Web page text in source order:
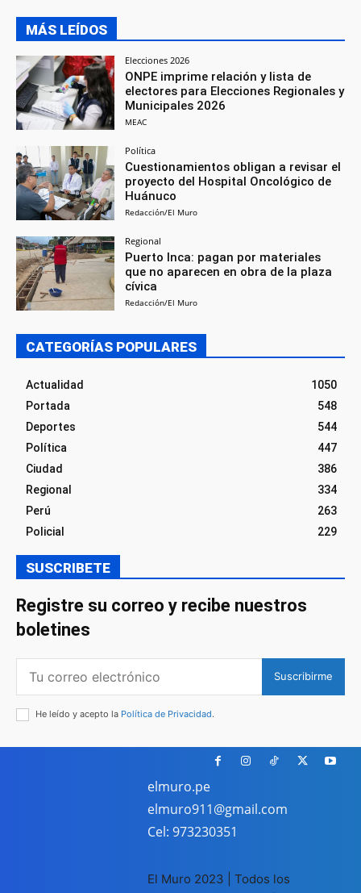
MÁS LEÍDOS
Elecciones 2026
ONPE imprime relación y lista de
electores para Elecciones Regionales y
Municipales 2026
MEAC
Política
Cuestionamientos obligan a revisar el
proyecto del Hospital Oncológico de
Huánuco
Redacción/El Muro
Regional
Puerto Inca: pagan por materiales
que no aparecen en obra de la plaza
cívica
Redacción/El Muro
CATEGORÍAS POPULARES
Actualidad
1050
Portada
548
Deportes
544
Política
447
Ciudad
386
Regional
334
Perú
263
Policial
229
SUSCRIBETE
Registre su correo y recibe nuestros
boletines
Suscribirme
He leído y acepto la Política de Privacidad.
elmuro.pe
elmuro911@gmail.com
Cel: 973230351
El Muro 2023 | Todos los